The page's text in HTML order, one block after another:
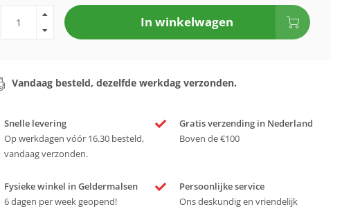
In winkelwagen
Vandaag besteld, dezelfde werkdag verzonden.
Snelle levering
Op werkdagen vóór 16.30 besteld,
vandaag verzonden.
Gratis verzending in Nederland
Boven de €100
Fysieke winkel in Geldermalsen
6 dagen per week geopend!
Persoonlijke service
Ons deskundig en vriendelijk